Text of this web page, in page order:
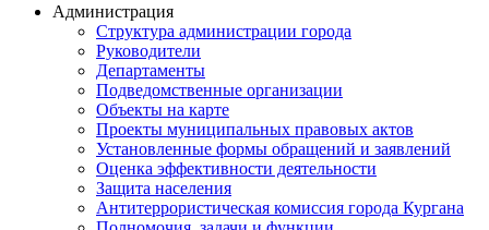
Администрация
Структура администрации города
Руководители
Департаменты
Подведомственные организации
Объекты на карте
Проекты муниципальных правовых актов
Установленные формы обращений и заявлений
Оценка эффективности деятельности
Защита населения
Антитеррористическая комиссия города Кургана